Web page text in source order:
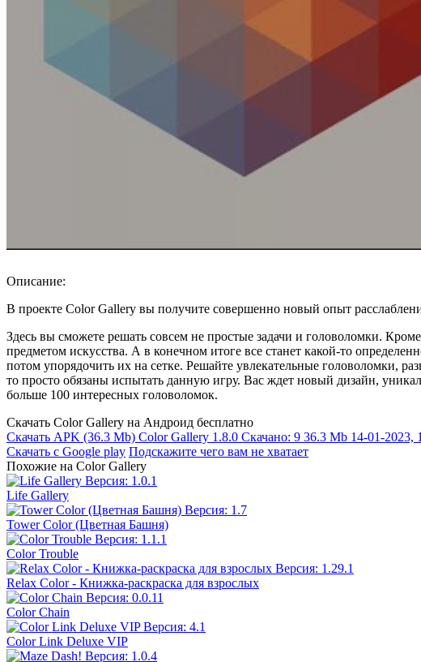
Описание:
В проекте Color Gallery вы получите совершенно новый опыт
Здесь вы сможете решать совсем не простые задачи и головоломки.
предметом искусства. А в конечном итоге все станет какой-то
потом упорядочить их на сетке. Решайте увлекательные головоломки,
то просто обязаны испытать данную игру. Вас ждет новый дизайн,
больше 100 интересных головоломок.
Скачать Color Gallery на Андроид бесплатно
Скачать APK (36.3 Mb) Color Gallery 1.8.0 Скачано: 9 36.3 Mb 14-01-2023,
Скачать с Google play Подскажите чего вам не хватает
Похожие на Color Gallery
Life Gallery
Tower Color (Цветная Башня)
Color Trouble
Relax Color - Книжка-раскраска для взрослых
Color Chain
Color Link Deluxe VIP